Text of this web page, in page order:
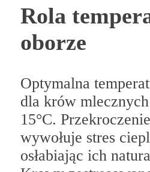
Rola
oborze
Optymalna
dla krów
15°C.
wywołuje stres
osłabiając ich